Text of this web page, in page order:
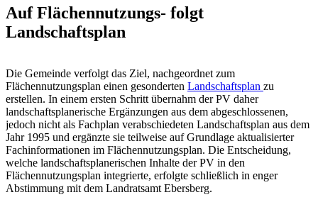
Auf Flächennutzungs- folgt
Landschaftsplan
Die Gemeinde verfolgt das Ziel, nachgeordnet zum
Flächennutzungsplan einen gesonderten Landschaftsplan zu
erstellen. In einem ersten Schritt übernahm der PV daher
landschaftsplanerische Ergänzungen aus dem abgeschlossenen,
jedoch nicht als Fachplan verabschiedeten Landschaftsplan aus dem
Jahr 1995 und ergänzte sie teilweise auf Grundlage aktualisierter
Fachinformationen im Flächennutzungsplan. Die Entscheidung,
welche landschaftsplanerischen Inhalte der PV in den
Flächennutzungsplan integrierte, erfolgte schließlich in enger
Abstimmung mit dem Landratsamt Ebersberg.